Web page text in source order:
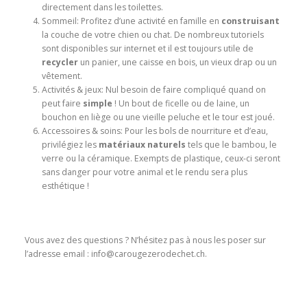
directement dans les toilettes.
Sommeil: Profitez d’une activité en famille en construisant
la couche de votre chien ou chat. De nombreux tutoriels
sont disponibles sur internet et il est toujours utile de
recyclerun panier, une caisse en bois, un vieux drap ou un
vêtement.
Activités & jeux: Nul besoin de faire compliqué quand on
peut faire simple ! Un bout de ficelle ou de laine, un
bouchon en liège ou une vieille peluche et le tour est joué.
Accessoires & soins: Pour les bols de nourriture et d’eau,
privilégiez les matériaux naturels tels que le bambou, le
verre ou la céramique. Exempts de plastique, ceux-ci seront
sans danger pour votre animal et le rendu sera plus
esthétique !
Vous avez des questions ? N’hésitez pas à nous les poser sur
l’adresse email : info@carougezerodechet.ch.